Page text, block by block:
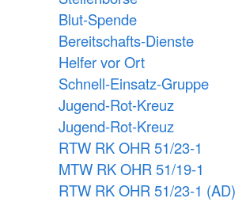
Blut-Spende
Bereitschafts-Dienste
Helfer vor Ort
Schnell-Einsatz-Gruppe
Jugend-Rot-Kreuz
Jugend-Rot-Kreuz
RTW RK OHR 51/23-1
MTW RK OHR 51/19-1
RTW RK OHR 51/23-1 (AD)